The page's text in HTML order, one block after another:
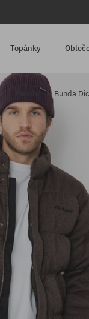
Topánky
Bunda